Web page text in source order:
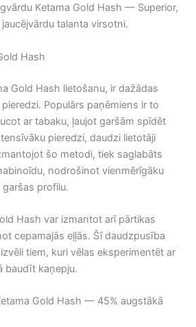
Ketama Gold Hash — Superior,
talanta virsotni.
Hash
Gold Hash lietošanu, ir dažādas
Populārs paņēmiens ir to
ar tabaku, ļaujot garšām spīdēt
pieredzi, daudzi lietotāji
šo metodi, tiek saglabāts
nodrošinot vienmērīgāku
profilu.
Hash var izmantot arī pārtikas
cepamajās eļļās. Šī daudzpusība
tiem, kuri vēlas eksperimentēt ar
baudīt kaņepju.
Gold Hash — 45% augstākā